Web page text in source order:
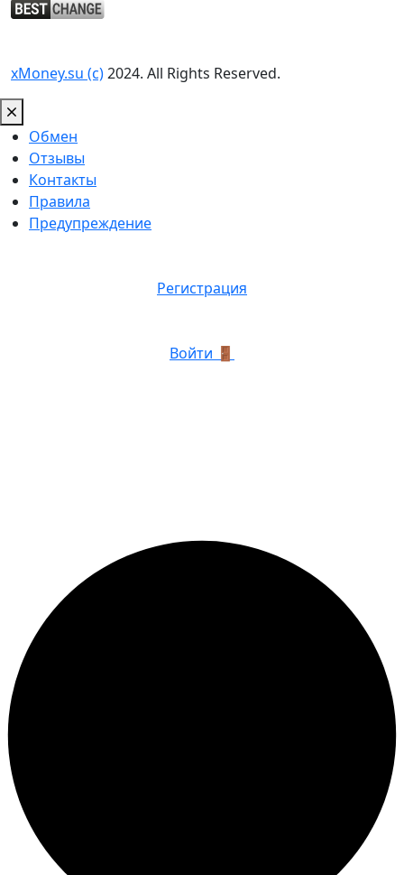
xMoney.su (c)2024. All Rights Reserved.
Обмен
Отзывы
Контакты
Правила
Предупреждение
Регистрация
Войти 🚪